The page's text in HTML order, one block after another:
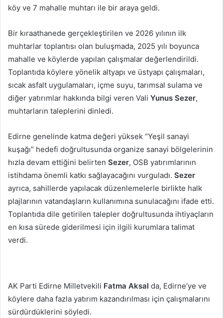
köy ve 7 mahalle muhtarı ile bir araya geldi.
Bir kıraathanede gerçekleştirilen ve 2026 yılının ilk
muhtarlar toplantısı olan buluşmada, 2025 yılı boyunca
mahalle ve köylerde yapılan çalışmalar değerlendirildi.
Toplantıda köylere yönelik altyapı ve üstyapı çalışmaları,
sıcak asfalt uygulamaları, içme suyu, tarımsal sulama ve
diğer yatırımlar hakkında bilgi veren Vali Yunus Sezer,
muhtarların taleplerini dinledi.
Edirne genelinde katma değeri yüksek “Yeşil sanayi
kuşağı” hedefi doğrultusunda organize sanayi bölgelerinin
hızla devam ettiğini belirten Sezer, OSB yatırımlarının
istihdama önemli katkı sağlayacağını vurguladı. Sezer
ayrıca, sahillerde yapılacak düzenlemelerle birlikte halk
plajlarının vatandaşların kullanımına sunulacağını ifade etti.
Toplantıda dile getirilen talepler doğrultusunda ihtiyaçların
en kısa sürede giderilmesi için ilgili kurumlara talimat
verdi.
AK Parti Edirne Milletvekili Fatma Aksal da, Edirne’ye ve
köylere daha fazla yatırım kazandırılması için çalışmalarını
sürdürdüklerini söyledi.